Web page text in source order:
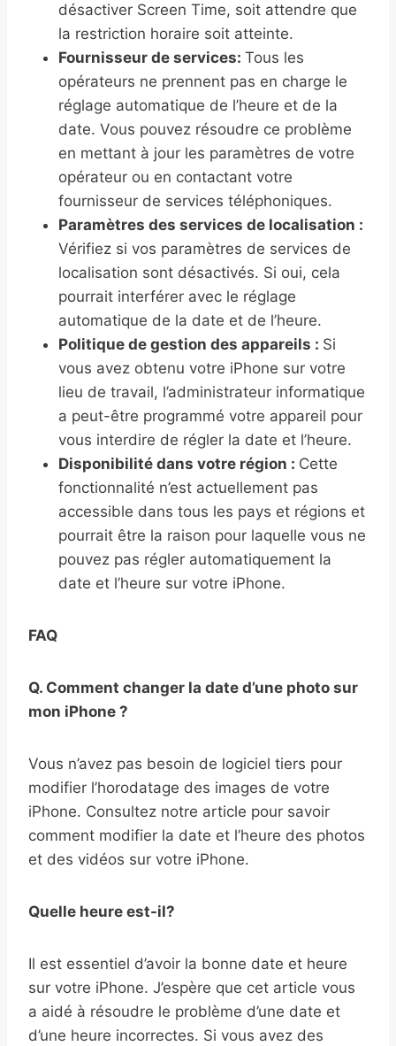
désactiver Screen Time, soit attendre que
la restriction horaire soit atteinte.
Fournisseur de services: Tous les
opérateurs ne prennent pas en charge le
réglage automatique de l’heure et de la
date. Vous pouvez résoudre ce problème
en mettant à jour les paramètres de votre
opérateur ou en contactant votre
fournisseur de services téléphoniques.
Paramètres des services de localisation :
Vérifiez si vos paramètres de services de
localisation sont désactivés. Si oui, cela
pourrait interférer avec le réglage
automatique de la date et de l’heure.
Politique de gestion des appareils : Si
vous avez obtenu votre iPhone sur votre
lieu de travail, l’administrateur informatique
a peut-être programmé votre appareil pour
vous interdire de régler la date et l’heure.
Disponibilité dans votre région : Cette
fonctionnalité n’est actuellement pas
accessible dans tous les pays et régions et
pourrait être la raison pour laquelle vous ne
pouvez pas régler automatiquement la
date et l’heure sur votre iPhone.
FAQ
Q. Comment changer la date d’une photo sur
mon iPhone ?
Vous n’avez pas besoin de logiciel tiers pour
modifier l’horodatage des images de votre
iPhone. Consultez notre article pour savoir
comment modifier la date et l’heure des photos
et des vidéos sur votre iPhone.
Quelle heure est-il?
Il est essentiel d’avoir la bonne date et heure
sur votre iPhone. J’espère que cet article vous
a aidé à résoudre le problème d’une date et
d’une heure incorrectes. Si vous avez des